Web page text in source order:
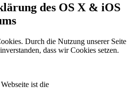
des OS X & iOS
Durch die Nutzung unserer Seite
dass wir Cookies setzen.
ist die